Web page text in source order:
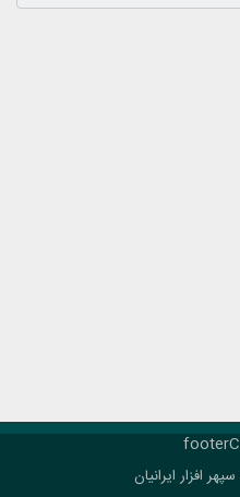
سپهر افزار ایرانیان